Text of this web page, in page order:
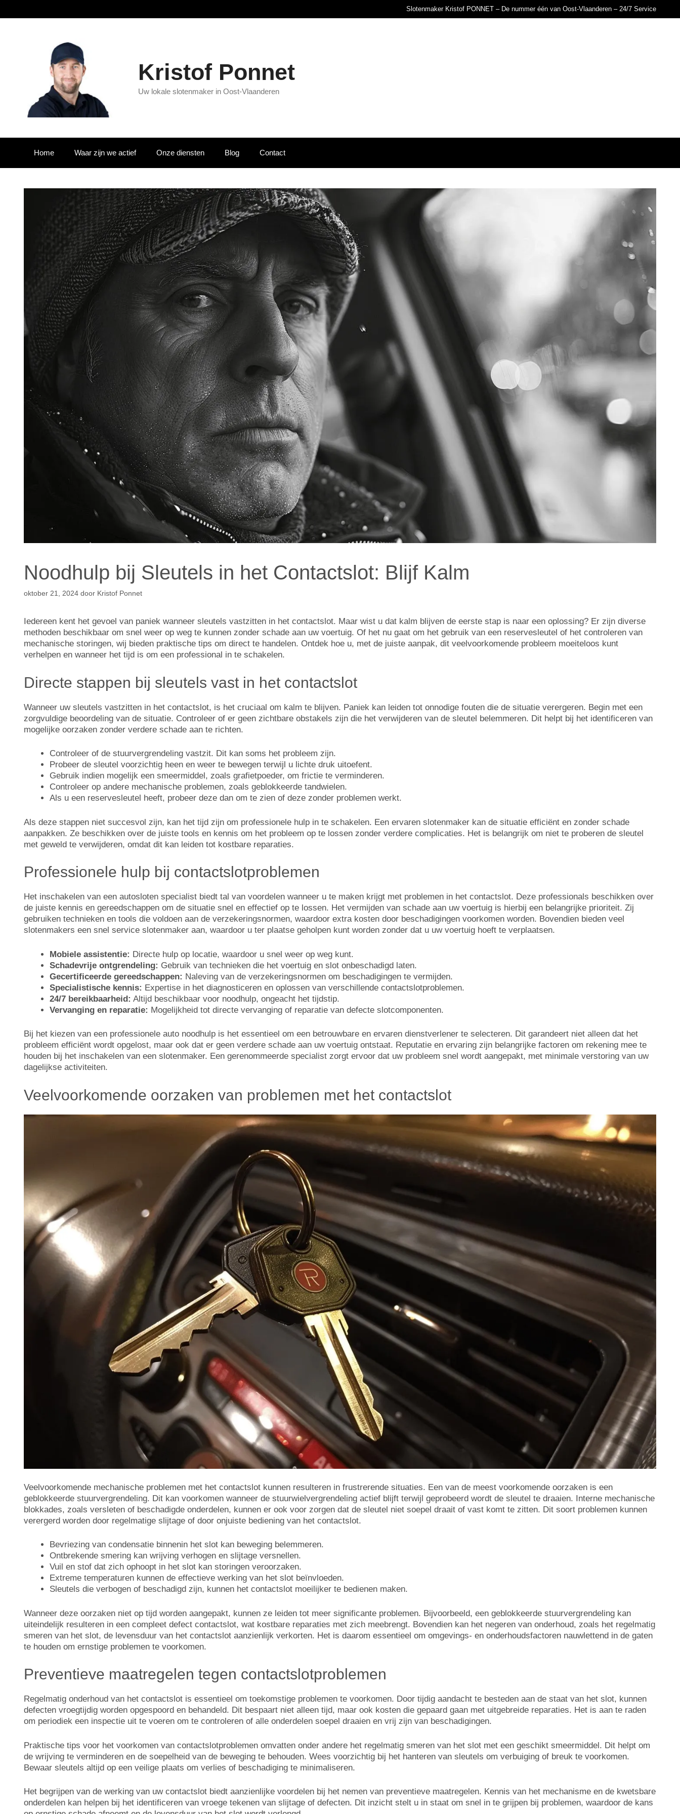
Slotenmaker Kristof PONNET – De nummer één van Oost-Vlaanderen – 24/7 Service
Kristof Ponnet
Uw lokale slotenmaker in Oost-Vlaanderen
Home Waar zijn we actief Onze diensten Blog Contact
Noodhulp bij Sleutels in het Contactslot: Blijf Kalm
oktober 21, 2024 door Kristof Ponnet
Iedereen kent het gevoel van paniek wanneer sleutels vastzitten in het contactslot. Maar wist u dat kalm blijven de eerste stap is naar een oplossing? Er zijn diverse
methoden beschikbaar om snel weer op weg te kunnen zonder schade aan uw voertuig. Of het nu gaat om het gebruik van een reservesleutel of het controleren van
mechanische storingen, wij bieden praktische tips om direct te handelen. Ontdek hoe u, met de juiste aanpak, dit veelvoorkomende probleem moeiteloos kunt
verhelpen en wanneer het tijd is om een professional in te schakelen.
Directe stappen bij sleutels vast in het contactslot
Wanneer uw sleutels vastzitten in het contactslot, is het cruciaal om kalm te blijven. Paniek kan leiden tot onnodige fouten die de situatie verergeren. Begin met een
zorgvuldige beoordeling van de situatie. Controleer of er geen zichtbare obstakels zijn die het verwijderen van de sleutel belemmeren. Dit helpt bij het identificeren van
mogelijke oorzaken zonder verdere schade aan te richten.
Controleer of de stuurvergrendeling vastzit. Dit kan soms het probleem zijn.
Probeer de sleutel voorzichtig heen en weer te bewegen terwijl u lichte druk uitoefent.
Gebruik indien mogelijk een smeermiddel, zoals grafietpoeder, om frictie te verminderen.
Controleer op andere mechanische problemen, zoals geblokkeerde tandwielen.
Als u een reservesleutel heeft, probeer deze dan om te zien of deze zonder problemen werkt.
Als deze stappen niet succesvol zijn, kan het tijd zijn om professionele hulp in te schakelen. Een ervaren slotenmaker kan de situatie efficiënt en zonder schade
aanpakken. Ze beschikken over de juiste tools en kennis om het probleem op te lossen zonder verdere complicaties. Het is belangrijk om niet te proberen de sleutel
met geweld te verwijderen, omdat dit kan leiden tot kostbare reparaties.
Professionele hulp bij contactslotproblemen
Het inschakelen van een autosloten specialist biedt tal van voordelen wanneer u te maken krijgt met problemen in het contactslot. Deze professionals beschikken over
de juiste kennis en gereedschappen om de situatie snel en effectief op te lossen. Het vermijden van schade aan uw voertuig is hierbij een belangrijke prioriteit. Zij
gebruiken technieken en tools die voldoen aan de verzekeringsnormen, waardoor extra kosten door beschadigingen voorkomen worden. Bovendien bieden veel
slotenmakers een snel service slotenmaker aan, waardoor u ter plaatse geholpen kunt worden zonder dat u uw voertuig hoeft te verplaatsen.
Mobiele assistentie: Directe hulp op locatie, waardoor u snel weer op weg kunt.
Schadevrije ontgrendeling: Gebruik van technieken die het voertuig en slot onbeschadigd laten.
Gecertificeerde gereedschappen: Naleving van de verzekeringsnormen om beschadigingen te vermijden.
Specialistische kennis: Expertise in het diagnosticeren en oplossen van verschillende contactslotproblemen.
24/7 bereikbaarheid: Altijd beschikbaar voor noodhulp, ongeacht het tijdstip.
Vervanging en reparatie: Mogelijkheid tot directe vervanging of reparatie van defecte slotcomponenten.
Bij het kiezen van een professionele auto noodhulp is het essentieel om een betrouwbare en ervaren dienstverlener te selecteren. Dit garandeert niet alleen dat het
probleem efficiënt wordt opgelost, maar ook dat er geen verdere schade aan uw voertuig ontstaat. Reputatie en ervaring zijn belangrijke factoren om rekening mee te
houden bij het inschakelen van een slotenmaker. Een gerenommeerde specialist zorgt ervoor dat uw probleem snel wordt aangepakt, met minimale verstoring van uw
dagelijkse activiteiten.
Veelvoorkomende oorzaken van problemen met het contactslot
Veelvoorkomende mechanische problemen met het contactslot kunnen resulteren in frustrerende situaties. Een van de meest voorkomende oorzaken is een
geblokkeerde stuurvergrendeling. Dit kan voorkomen wanneer de stuurwielvergrendeling actief blijft terwijl geprobeerd wordt de sleutel te draaien. Interne mechanische
blokkades, zoals versleten of beschadigde onderdelen, kunnen er ook voor zorgen dat de sleutel niet soepel draait of vast komt te zitten. Dit soort problemen kunnen
verergerd worden door regelmatige slijtage of door onjuiste bediening van het contactslot.
Bevriezing van condensatie binnenin het slot kan beweging belemmeren.
Ontbrekende smering kan wrijving verhogen en slijtage versnellen.
Vuil en stof dat zich ophoopt in het slot kan storingen veroorzaken.
Extreme temperaturen kunnen de effectieve werking van het slot beïnvloeden.
Sleutels die verbogen of beschadigd zijn, kunnen het contactslot moeilijker te bedienen maken.
Wanneer deze oorzaken niet op tijd worden aangepakt, kunnen ze leiden tot meer significante problemen. Bijvoorbeeld, een geblokkeerde stuurvergrendeling kan
uiteindelijk resulteren in een compleet defect contactslot, wat kostbare reparaties met zich meebrengt. Bovendien kan het negeren van onderhoud, zoals het regelmatig
smeren van het slot, de levensduur van het contactslot aanzienlijk verkorten. Het is daarom essentieel om omgevings- en onderhoudsfactoren nauwlettend in de gaten
te houden om ernstige problemen te voorkomen.
Preventieve maatregelen tegen contactslotproblemen
Regelmatig onderhoud van het contactslot is essentieel om toekomstige problemen te voorkomen. Door tijdig aandacht te besteden aan de staat van het slot, kunnen
defecten vroegtijdig worden opgespoord en behandeld. Dit bespaart niet alleen tijd, maar ook kosten die gepaard gaan met uitgebreide reparaties. Het is aan te raden
om periodiek een inspectie uit te voeren om te controleren of alle onderdelen soepel draaien en vrij zijn van beschadigingen.
Praktische tips voor het voorkomen van contactslotproblemen omvatten onder andere het regelmatig smeren van het slot met een geschikt smeermiddel. Dit helpt om
de wrijving te verminderen en de soepelheid van de beweging te behouden. Wees voorzichtig bij het hanteren van sleutels om verbuiging of breuk te voorkomen.
Bewaar sleutels altijd op een veilige plaats om verlies of beschadiging te minimaliseren.
Het begrijpen van de werking van uw contactslot biedt aanzienlijke voordelen bij het nemen van preventieve maatregelen. Kennis van het mechanisme en de kwetsbare
onderdelen kan helpen bij het identificeren van vroege tekenen van slijtage of defecten. Dit inzicht stelt u in staat om snel in te grijpen bij problemen, waardoor de kans